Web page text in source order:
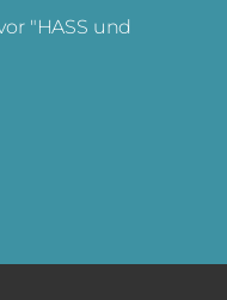
"HASS und